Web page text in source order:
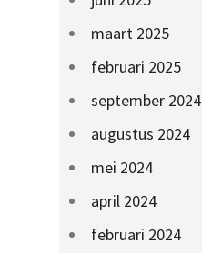
maart 2025
februari 2025
september 2024
augustus 2024
mei 2024
april 2024
februari 2024